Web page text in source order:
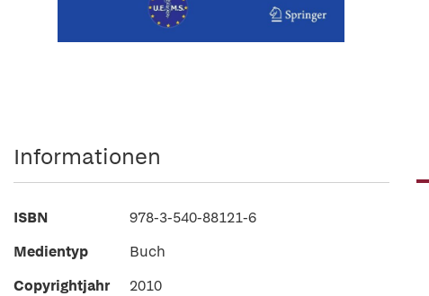
Informationen
ISBN
978-3-540-88121-6
Medientyp
Buch
Copyrightjahr
2010